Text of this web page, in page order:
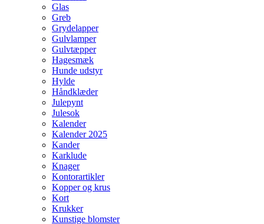
Glas
Greb
Grydelapper
Gulvlamper
Gulvtæpper
Hagesmæk
Hunde udstyr
Hylde
Håndklæder
Julepynt
Julesok
Kalender
Kalender 2025
Kander
Karklude
Knager
Kontorartikler
Kopper og krus
Kort
Krukker
Kunstige blomster